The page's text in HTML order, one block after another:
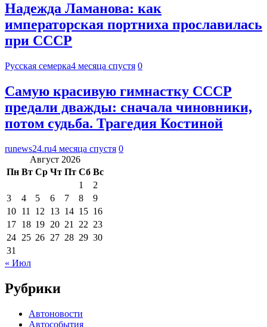
Надежда Ламанова: как
императорская портниха прославилась
при СССР
Русская семерка4 месяца спустя 0
Самую красивую гимнастку СССР
предали дважды: сначала чиновники,
потом судьба. Трагедия Костиной
runews24.ru4 месяца спустя 0
Август 2026
Пн Вт Ср Чт Пт Сб Вс
1
2
3
4 5 6 7 8
9
10 11 12 13 14 15 16
17 18 19 20 21 22 23
24 25 26 27 28 29 30
31
« Июл
Рубрики
Автоновости
Автособытия